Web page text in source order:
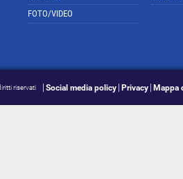
FOTO/VIDEO
riservati Social media policy Privacy Mappa